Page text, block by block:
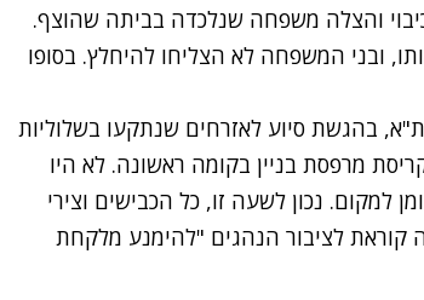
והצלה משפחה שנלכדה בביתה שהוצף.
ובני המשפחה לא הצליחו להיחלץ. בסופו
בהגשת סיוע לאזרחים שנתקעו בשלוליות
מרפסת בניין בקומה ראשונה. לא היו
למקום. נכון לשעה זו, כל הכבישים וצירי
לציבור הנהגים "להימנע מלקחת